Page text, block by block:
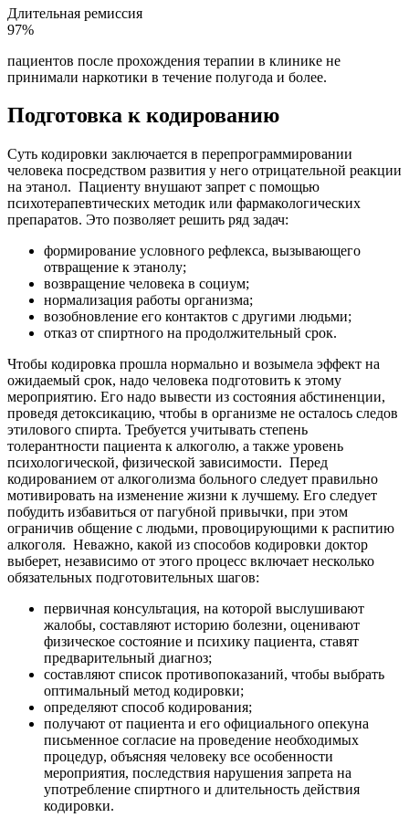
Длительная ремиссия
97%
пациентов после прохождения терапии в клинике не
принимали наркотики в течение полугода и более.
Подготовка к кодированию
Суть кодировки заключается в перепрограммировании
человека посредством развития у него отрицательной реакции
на этанол. Пациенту внушают запрет с помощью
психотерапевтических методик или фармакологических
препаратов. Это позволяет решить ряд задач:
формирование условного рефлекса, вызывающего
отвращение к этанолу;
возвращение человека в социум;
нормализация работы организма;
возобновление его контактов с другими людьми;
отказ от спиртного на продолжительный срок.
Чтобы кодировка прошла нормально и возымела эффект на
ожидаемый срок, надо человека подготовить к этому
мероприятию. Его надо вывести из состояния абстиненции,
проведя детоксикацию, чтобы в организме не осталось следов
этилового спирта. Требуется учитывать степень
толерантности пациента к алкоголю, а также уровень
психологической, физической зависимости. Перед
кодированием от алкоголизма больного следует правильно
мотивировать на изменение жизни к лучшему. Его следует
побудить избавиться от пагубной привычки, при этом
ограничив общение с людьми, провоцирующими к распитию
алкоголя. Неважно, какой из способов кодировки доктор
выберет, независимо от этого процесс включает несколько
обязательных подготовительных шагов:
первичная консультация, на которой выслушивают
жалобы, составляют историю болезни, оценивают
физическое состояние и психику пациента, ставят
предварительный диагноз;
составляют список противопоказаний, чтобы выбрать
оптимальный метод кодировки;
определяют способ кодирования;
получают от пациента и его официального опекуна
письменное согласие на проведение необходимых
процедур, объясняя человеку все особенности
мероприятия, последствия нарушения запрета на
употребление спиртного и длительность действия
кодировки.